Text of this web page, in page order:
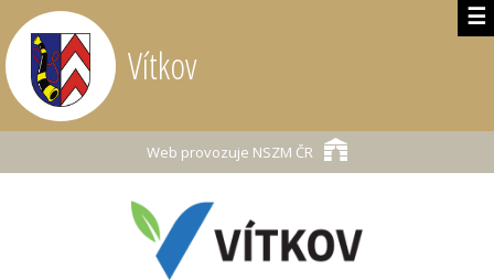
☰
Vítkov
Web provozuje NSZM ČR